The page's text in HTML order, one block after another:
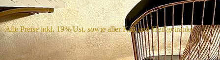
Alle Preise inkl. 19% Ust. sowie aller Kalt und Heißgetränke